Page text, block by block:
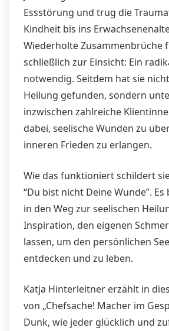
Essstörung und trug die
Kindheit bis ins
Wiederholte Zusammenbrüche
schließlich zur Einsicht: Ein
notwendig. Seitdem hat sie
Heilung gefunden, sondern
inzwischen zahlreiche
dabei, seelische Wunden zu
inneren Frieden zu erlangen.
Wie das funktioniert schildert
“Du bist nicht Deine Wunde”.
in den Weg zur seelischen
Inspiration, den eigenen
lassen, um den persönlichen
entdecken und zu leben.
Katja Hinterleitner erzählt in
von „Chefsache! Macher im
Dunk, wie jeder glücklich und